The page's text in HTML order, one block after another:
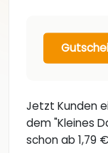
Jetzt Kunden
dem "Kleines
schon ab 1,79